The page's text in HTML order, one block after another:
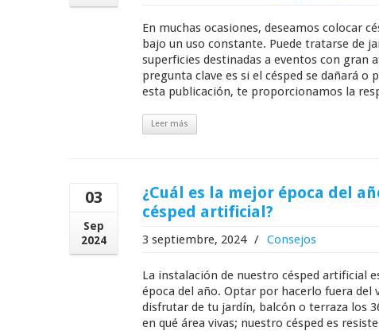
En muchas ocasiones, deseamos colocar
bajo un uso constante. Puede tratarse de
superficies destinadas a eventos con gran
pregunta clave es si el césped se dañará o
esta publicación, te proporcionamos la
Leer más
03
Sep
2024
¿Cuál es la mejor época del
césped artificial?
3 septiembre, 2024 / Consejos
La instalación de nuestro césped artificial
época del año. Optar por hacerlo fuera del
disfrutar de tu jardín, balcón o terraza los
en qué área vivas; nuestro césped es